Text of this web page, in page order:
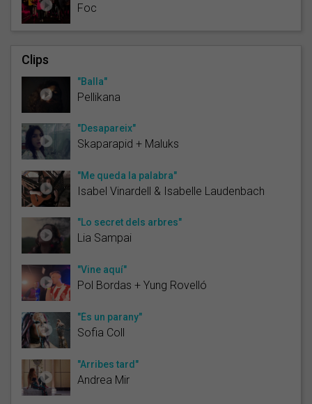
Foc
Clips
"Balla"
Pellikana
"Desapareix"
Skaparapid + Maluks
"Me queda la palabra"
Isabel Vinardell & Isabelle Laudenbach
"Lo secret dels arbres"
Lia Sampai
"Vine aquí"
Pol Bordas + Yung Rovelló
"És un parany"
Sofia Coll
"Arribes tard"
Andrea Mir